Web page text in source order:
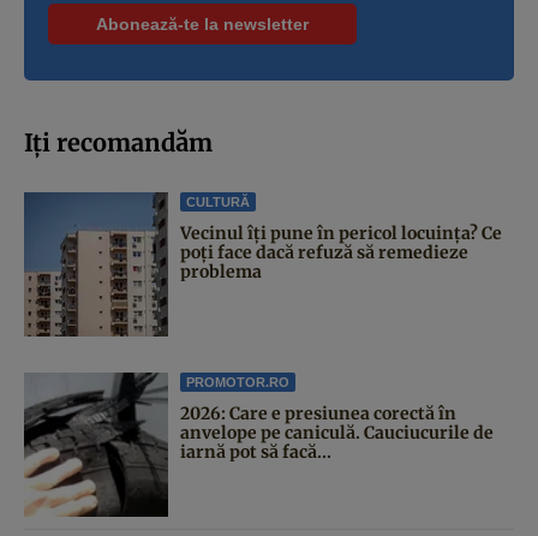
Iți recomandăm
CULTURĂ
Vecinul îți pune în pericol locuința? Ce
poți face dacă refuză să remedieze
problema
PROMOTOR.RO
2026: Care e presiunea corectă în
anvelope pe caniculă. Cauciucurile de
iarnă pot să facă...